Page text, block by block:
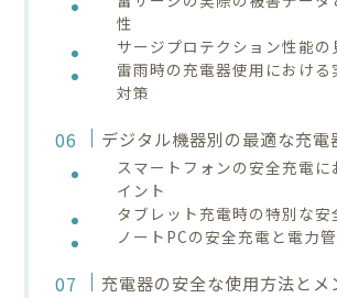
性
サージプロテクション性能の
雷雨時の充電器使用における
対策
デジタル機器別の最適な充電
スマートフォンの安全充電に
イント
タブレット充電時の特別な安
ノートPCの安全充電と電力
充電器の安全な使用方法とメ